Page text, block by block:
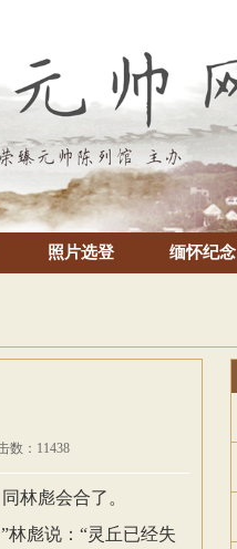
照片选登 缅怀纪念
数：11438
林彪会合了。
林彪说：“灵丘已经失